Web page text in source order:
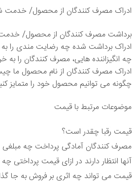
ادراک مصرف کنندگان از محصول/ خدمت
برداشت مصرف کنندگان از محصول/
ادراک برداشت شده چه رضایت مندی را به
چه انگیزاننده هایی، مصرف کنندگان را به
ادراک مصرف کنندگان از نام محصول ما
چگونه می توانیم محصول خود را متمایز
موضوعات مرتبط با قیمت
قیمت رقبا چقدر است؟
مصرف کنندگان آمادگی پرداخت چه مبلغی
آنها انتظار دارند در ازای قیمت پرداختی
قیمت می تواند چه اثری بر فروش به جا